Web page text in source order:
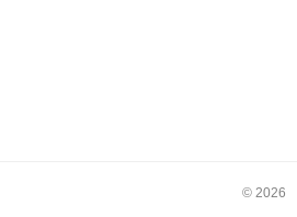
© 2026